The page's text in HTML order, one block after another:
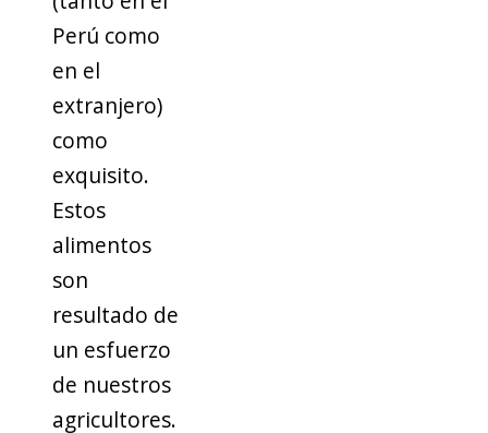
Perú como
en el
extranjero)
como
exquisito.
Estos
alimentos
son
resultado de
un esfuerzo
de nuestros
agricultores.